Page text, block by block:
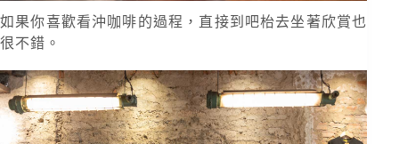
如果你喜歡看沖咖啡的過程，直接到吧枱去坐著欣賞也
很不錯。